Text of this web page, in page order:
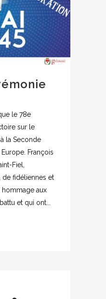
le 78e
sur le
la Seconde
François
Fiel,
fidéliennes et
hommage aux
et qui ont...